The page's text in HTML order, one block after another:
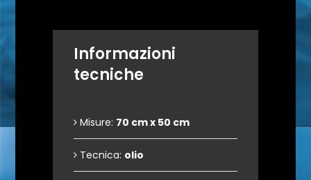
Informazioni
tecniche
Misure: 70 cm x 50 cm
Tecnica: olio